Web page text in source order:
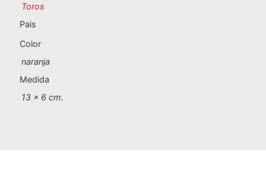
Albacete
Almería
Toros
Pais
Color
naranja
Medida
13 x 6 cm.